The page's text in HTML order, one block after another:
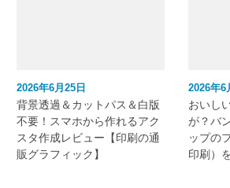
2026年6月25日
背景透過＆カットパス＆白版
不要！スマホから作れるアク
スタ作成レビュー【印刷の通
販グラフィック】
2026年6
おいし
が？バ
ップの
印刷）